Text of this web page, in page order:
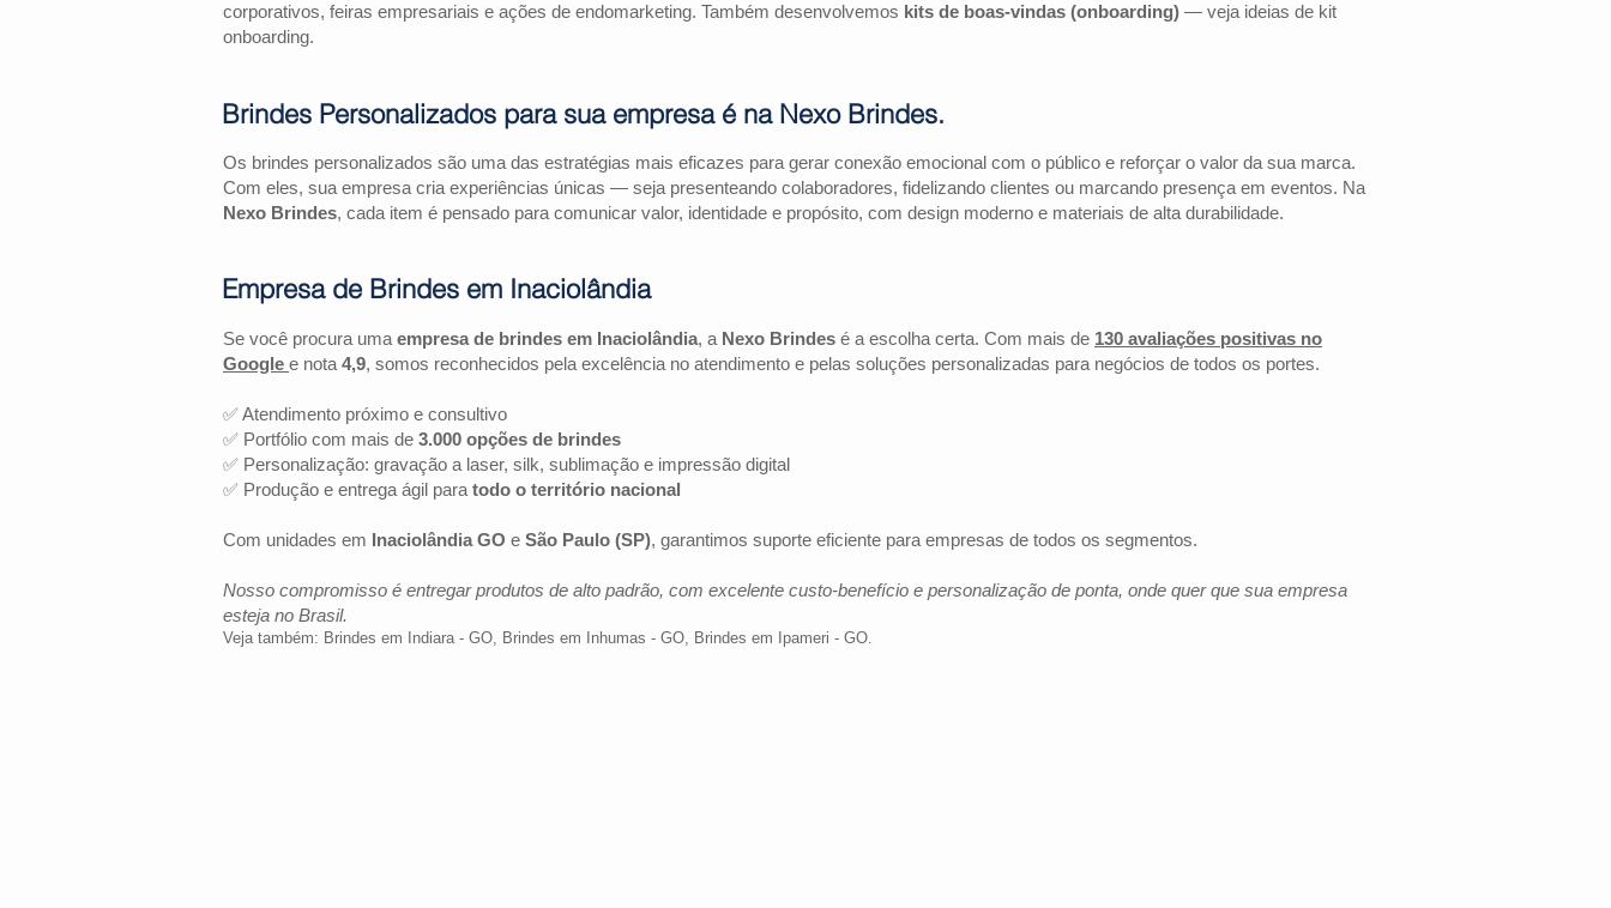
corporativos, feiras empresariais e ações de endomarketing. Também desenvolvemos kits de boas-vindas (onboarding) — veja ideias de kit
onboarding.
Os brindes personalizados são uma das estratégias mais eficazes para gerar conexão emocional com o público e reforçar o valor da sua marca.
Com eles, sua empresa cria experiências únicas — seja presenteando colaboradores, fidelizando clientes ou marcando presença em eventos. Na
Nexo Brindes, cada item é pensado para comunicar valor, identidade e propósito, com design moderno e materiais de alta durabilidade.
Se você procura uma empresa de brindes em Inaciolândia, a Nexo Brindes é a escolha certa. Com mais de 130 avaliações positivas no
Google e nota 4,9, somos reconhecidos pela excelência no atendimento e pelas soluções personalizadas para negócios de todos os portes.
✅ Atendimento próximo e consultivo
✅ Portfólio com mais de 3.000 opções de brindes
✅ Personalização: gravação a laser, silk, sublimação e impressão digital
✅ Produção e entrega ágil para todo o território nacional
Com unidades em Inaciolândia GO e São Paulo (SP), garantimos suporte eficiente para empresas de todos os segmentos.
Nosso compromisso é entregar produtos de alto padrão, com excelente custo-benefício e personalização de ponta, onde quer que sua empresa
esteja no Brasil.
Veja também: Brindes em Indiara - GO, Brindes em Inhumas - GO, Brindes em Ipameri - GO.
Brindes Personalizados para sua empresa é na Nexo Brindes.
Empresa de Brindes em Inaciolândia